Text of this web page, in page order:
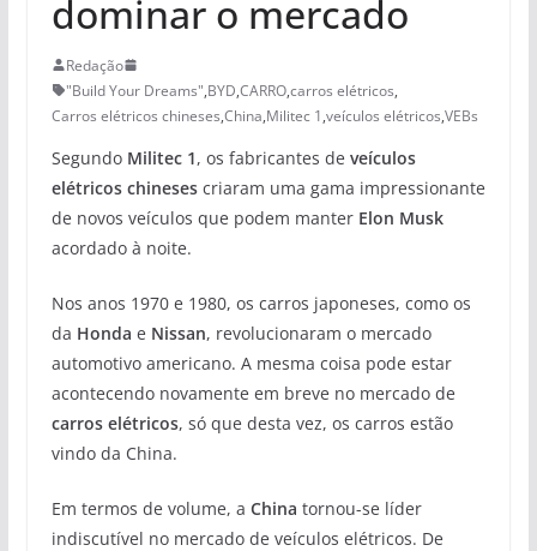
dominar o mercado
Redação
"Build Your Dreams",BYD,CARRO,carros elétricos,
Carros elétricos chineses,China,Militec 1,veículos elétricos,VEBs
Segundo Militec 1, os fabricantes de veículos
elétricos chineses criaram uma gama impressionante
de novos veículos que podem manterElon Musk
acordado à noite.
Nos anos 1970 e 1980, os carros japoneses, como os
da Honda e Nissan, revolucionaram o mercado
automotivo americano. A mesma coisa pode estar
acontecendo novamente em breve no mercado de
carros elétricos, só que desta vez, os carros estão
vindo da China.
Em termos de volume, a China tornou-se líder
indiscutível no mercado de veículos elétricos. De